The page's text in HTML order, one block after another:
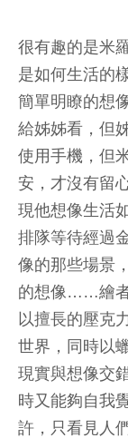
很有趣的是米
是如何生活的
簡單明瞭的想
給姊姊看，但
使用手機，但
安，才沒有留
現他想像生活
排隊等待經過
像的那些場景
的想像……繪者
以擅長的壓克
世界，同時以
現實與想像交
時又能夠自我
許，只看見人